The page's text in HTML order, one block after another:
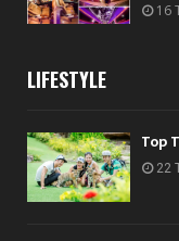
16
LIFESTYLE
Top
22